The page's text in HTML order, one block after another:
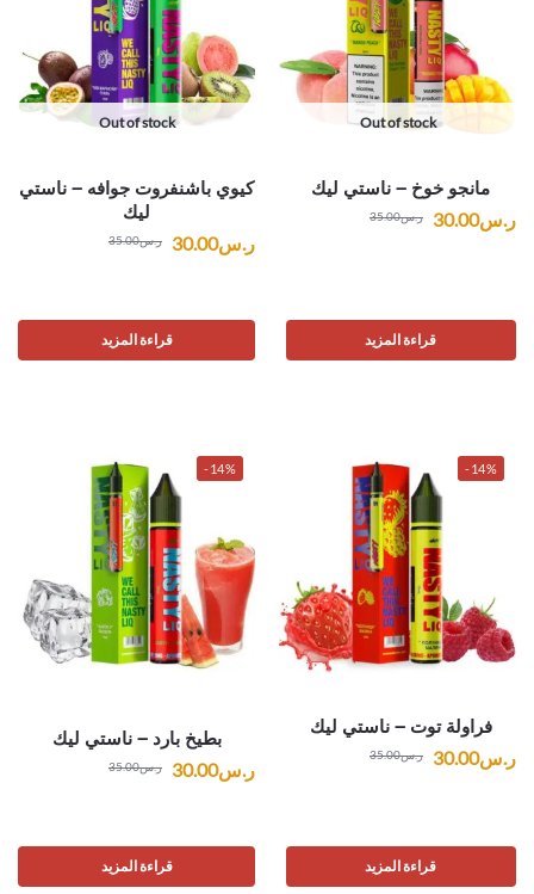
Out of stock
مانجو خوخ – ناستي ليك
ر.س35.00 ر.س30.00
قراءة المزيد
Out of stock
كيوي باشنفروت جوافه – ناستي
ليك
ر.س35.00 ر.س30.00
قراءة المزيد
-14%
فراولة توت – ناستي ليك
ر.س35.00 ر.س30.00
قراءة المزيد
-14%
بطيخ بارد – ناستي ليك
ر.س35.00 ر.س30.00
قراءة المزيد